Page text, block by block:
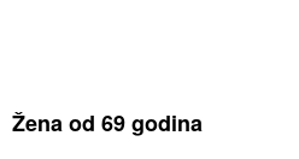
Žena od 69 godina